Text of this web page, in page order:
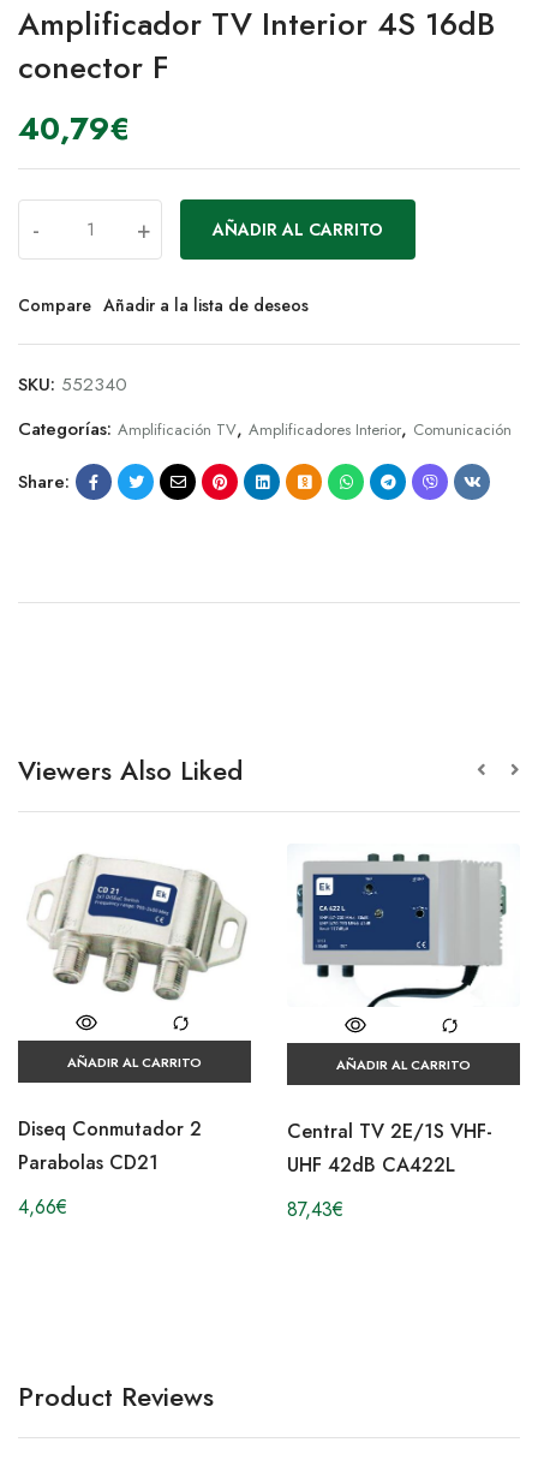
Amplificador TV Interior 4S 16dB
conector F
40,79€
- + AÑADIR AL CARRITO
Compare Añadir a la lista de deseos
SKU: 552340
Categorías: Amplificación TV, Amplificadores Interior, Comunicación
Share:
Viewers Also Liked
AÑADIR AL CARRITO
Diseq Conmutador 2
Parabolas CD21
4,66€
AÑADIR AL CARRITO
Central TV 2E/1S VHF-
UHF 42dB CA422L
87,43€
Product Reviews